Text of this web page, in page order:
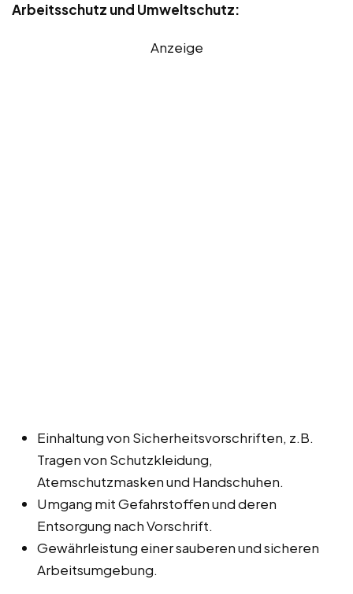
Arbeitsschutz und Umweltschutz:
Anzeige
Einhaltung von Sicherheitsvorschriften, z.B.
Tragen von Schutzkleidung,
Atemschutzmasken und Handschuhen.
Umgang mit Gefahrstoffen und deren
Entsorgung nach Vorschrift.
Gewährleistung einer sauberen und sicheren
Arbeitsumgebung.